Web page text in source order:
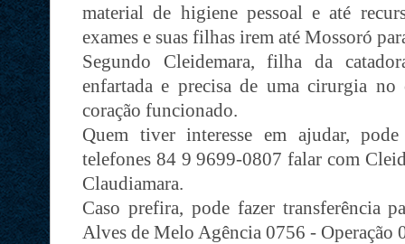
material de higiene pessoal e até
exames e suas filhas irem até Mossoró
Segundo Cleidemara, filha da
enfartada e precisa de uma cirurgia
coração funcionado.
Quem tiver interesse em ajudar,
telefones 84 9 9699-0807 falar com
Claudiamara.
Caso prefira, pode fazer transferência
Alves de Melo Agência 0756 -